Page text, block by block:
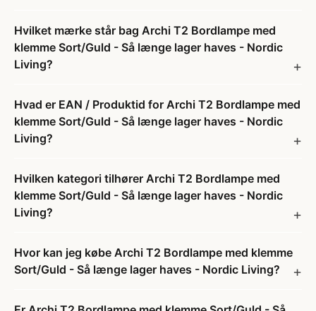
Hvilket mærke står bag Archi T2 Bordlampe med
klemme Sort/Guld - Så længe lager haves - Nordic
Living?
Hvad er EAN / Produktid for Archi T2 Bordlampe med
klemme Sort/Guld - Så længe lager haves - Nordic
Living?
Hvilken kategori tilhører Archi T2 Bordlampe med
klemme Sort/Guld - Så længe lager haves - Nordic
Living?
Hvor kan jeg købe Archi T2 Bordlampe med klemme
Sort/Guld - Så længe lager haves - Nordic Living?